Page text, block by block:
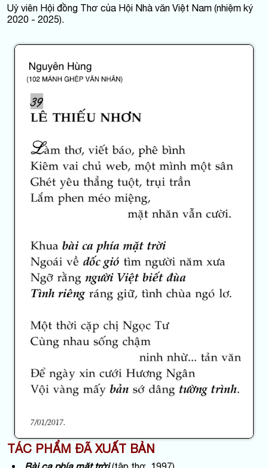
Uỷ viên Hội đồng Thơ của Hội Nhà văn Việt Nam (nhiệm ký
2020 - 2025).
TÁC PHẨM ĐÃ XUẤT BẢN